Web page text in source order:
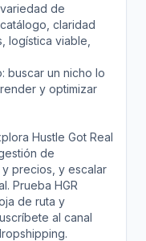
de
claridad
logística viable,
buscar un nicho lo
y optimizar
Hustle Got Real
de
precios, y escalar
Prueba HGR
de ruta y
al canal